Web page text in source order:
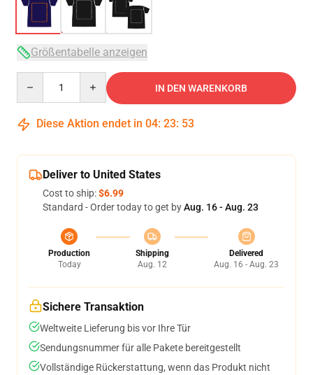
Größentabelle anzeigen
IN DEN WARENKORB
Diese Aktion endet in 04: 23: 53
Deliver to United States
Cost to ship:$6.99
Standard - Order today to get byAug. 16 - Aug. 23
Production
Today
Shipping
Aug. 12
Delivered
Aug. 16 - Aug. 23
Sichere Transaktion
Weltweite Lieferung bis vor Ihre Tür
Sendungsnummer für alle Pakete bereitgestellt
Vollständige Rückerstattung, wenn das Produkt nicht